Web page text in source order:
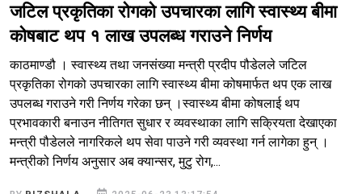
जटिल प्रकृतिका रोगको उपचारका लागि स्वास्थ्य बीमा
कोषबाट थप १ लाख उपलब्ध गराउने निर्णय
काठमाण्डौ । स्वास्थ्य तथा जनसंख्या मन्त्री प्रदीप पौडेलले जटिल
प्रकृतिका रोगको उपचारका लागि स्वास्थ्य बीमा कोषमार्फत थप एक लाख
उपलब्ध गराउने गरी निर्णय गरेका छन् ।स्वास्थ्य बीमा कोषलाई थप
प्रभावकारी बनाउन नीतिगत सुधार र व्यवस्थाका लागि सक्रियता देखाएका
मन्त्री पौडेलले नागरिकले थप सेवा पाउने गरी व्यवस्था गर्न लागेका हुन् ।
मन्त्रीको निर्णय अनुसार अब क्यान्सर, मुटु रोग,...